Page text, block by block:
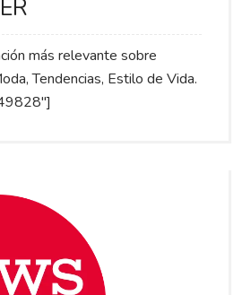
más relevante sobre
Tendencias, Estilo de Vida.